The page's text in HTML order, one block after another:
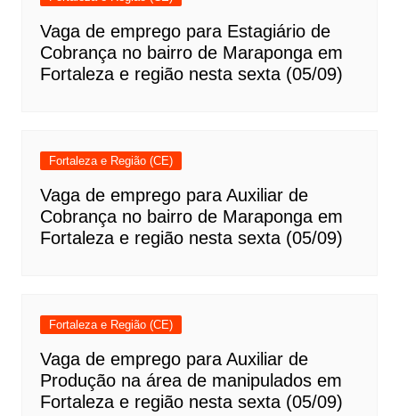
Vaga de emprego para Estagiário de
Cobrança no bairro de Maraponga em
Fortaleza e região nesta sexta (05/09)
Fortaleza e Região (CE)
Vaga de emprego para Auxiliar de
Cobrança no bairro de Maraponga em
Fortaleza e região nesta sexta (05/09)
Fortaleza e Região (CE)
Vaga de emprego para Auxiliar de
Produção na área de manipulados em
Fortaleza e região nesta sexta (05/09)